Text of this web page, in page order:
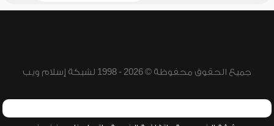
جميع الحقوق محفوظة © 2026 - 1998 لشبكة إسلام ويب